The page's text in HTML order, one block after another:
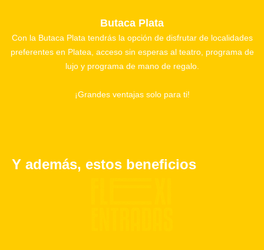
Butaca Plata
Con la Butaca Plata tendrás la opción de disfrutar de localidades
preferentes en Platea, acceso sin esperas al teatro, programa de
lujo y programa de mano de regalo.
¡Grandes ventajas solo para ti!
Y además, estos beneficios